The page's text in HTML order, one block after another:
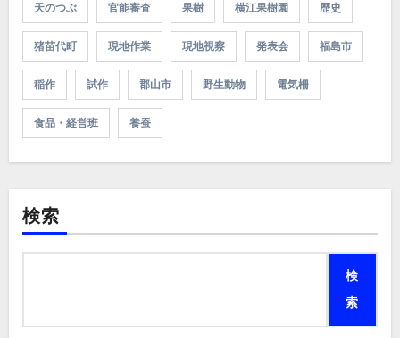
天のつぶ 官能審査 果樹 横江果樹園 歴史
猪苗代町 現地作業 現地視察 発表会 福島市
稲作 試作 郡山市 野生動物 電気柵
食品・経営班 養蚕
検索
検
索